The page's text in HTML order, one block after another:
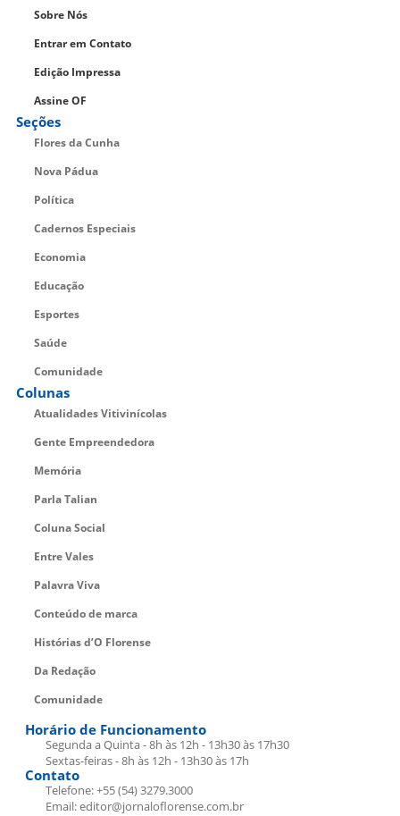
Sobre Nós
Entrar em Contato
Edição Impressa
Assine OF
Seções
Flores da Cunha
Nova Pádua
Política
Cadernos Especiais
Economia
Educação
Esportes
Saúde
Comunidade
Colunas
Atualidades Vitivinícolas
Gente Empreendedora
Memória
Parla Talian
Coluna Social
Entre Vales
Palavra Viva
Conteúdo de marca
Histórias d’O Florense
Da Redação
Comunidade
Horário de Funcionamento
Segunda a Quinta - 8h às 12h - 13h30 às 17h30
Sextas-feiras - 8h às 12h - 13h30 às 17h
Contato
Telefone: +55 (54) 3279.3000
Email: editor@jornaloflorense.com.br